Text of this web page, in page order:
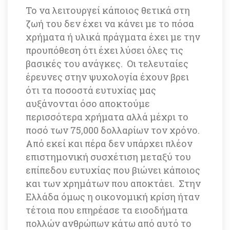
Το να λειτουργεί κάποιος θετικά στη
ζωή του δεν έχει να κάνει με το πόσα
χρήματα ή υλικά πράγματα έχει με την
προυπόθεση ότι έχει λύσει όλες τις
βασικές του ανάγκες. Οι τελευταίες
έρευνες στην ψυχολογία έχουν βρει
ότι τα ποσοστά ευτυχίας μας
αυξάνονται όσο αποκτούμε
περισσότερα χρήματα αλλά μέχρι το
ποσό των 75,000 δολλαρίων τον χρόνο.
Από εκεί και πέρα δεν υπάρχει πλέον
επιστημονική συσχέτιση μεταξύ του
επίπεδου ευτυχίας που βιώνει κάποιος
και των χρημάτων που αποκτάει. Στην
Ελλάδα όμως η οικονομική κρίση ήταν
τέτοια που επηρέασε τα εισοδήματα
πολλών ανθρώπων κάτω από αυτό το